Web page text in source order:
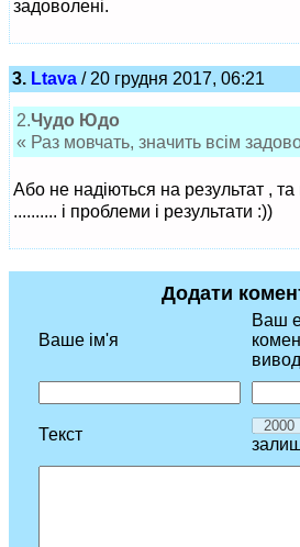
задоволені.
3. Ltava / 20 грудня 2017, 06:21
2.Чудо Юдо
« Раз мовчать, значить всім
Або не надіються на результат ,
.......... і проблеми і результати :))
Додати
Ваше ім'я
Ваш
Текст